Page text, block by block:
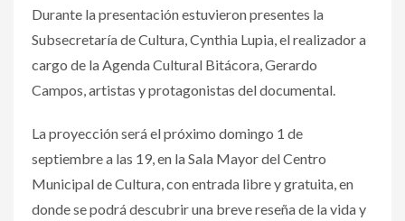
Durante la presentación estuvieron presentes la
Subsecretaría de Cultura, Cynthia Lupia, el realizador a
cargo de la Agenda Cultural Bitácora, Gerardo
Campos, artistas y protagonistas del documental.
La proyección será el próximo domingo 1 de
septiembre a las 19, en la Sala Mayor del Centro
Municipal de Cultura, con entrada libre y gratuita, en
donde se podrá descubrir una breve reseña de la vida y